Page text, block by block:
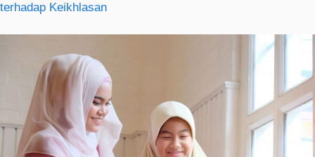
terhadap Keikhlasan